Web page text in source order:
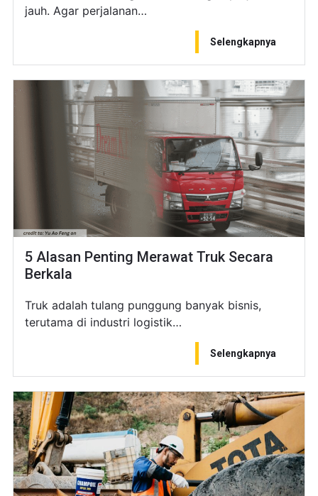
jauh. Agar perjalanan…
Selengkapnya
5 Alasan Penting Merawat Truk Secara
Berkala
Truk adalah tulang punggung banyak bisnis,
terutama di industri logistik…
Selengkapnya